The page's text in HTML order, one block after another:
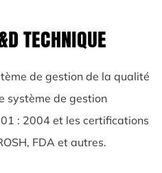
TECHNIQUE
de gestion de la qualité
système de gestion
: 2004 et les certifications
FDA et autres.